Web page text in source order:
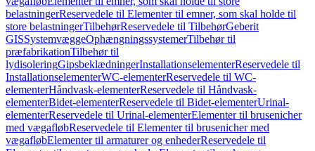
belastningerReservedele til Elementer til emner, som skal holde til
store belastningerTilbehørReservedele til TilbehørGeberit
GISSystemvæggeOphængningssystemerTilbehør til
præfabrikationTilbehør til
lydisoleringGipsbeklædningerInstallationselementerReservedele til
InstallationselementerWC-elementerReservedele til WC-
elementerHåndvask-elementerReservedele til Håndvask-
elementerBidet-elementerReservedele til Bidet-elementerUrinal-
elementerReservedele til Urinal-elementerElementer til brusenicher
med vægafløbReservedele til Elementer til brusenicher med
vægafløbElementer til armaturer og enhederReservedele til